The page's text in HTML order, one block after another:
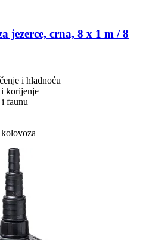
jezerce, crna, 8 x 1 m / 8
i hladnoću
korijenje
i faunu